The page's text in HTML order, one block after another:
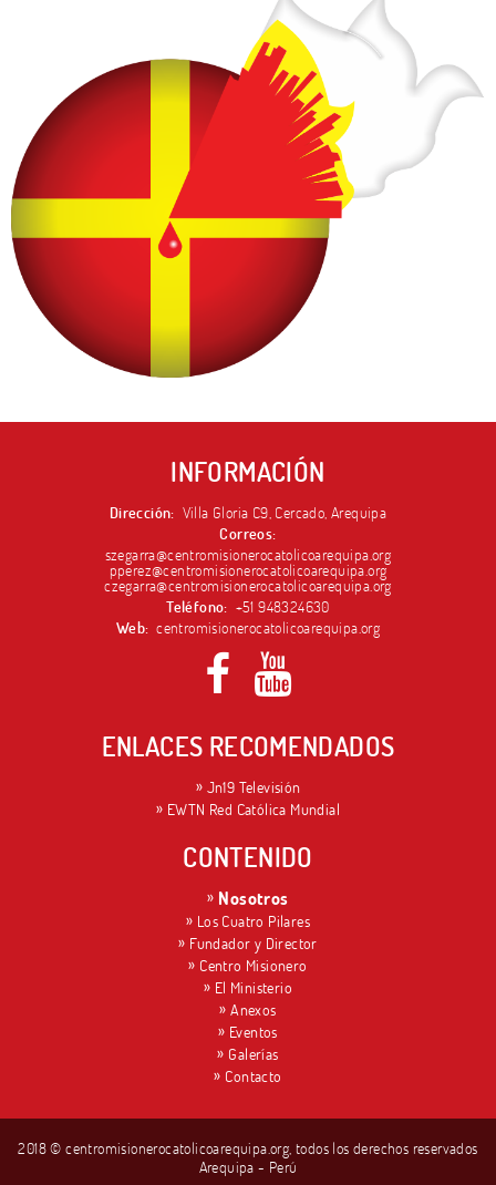
INFORMACIÓN
Dirección: Villa Gloria C9, Cercado, Arequipa
Correos:
szegarra@centromisionerocatolicoarequipa.org
pperez@centromisionerocatolicoarequipa.org
czegarra@centromisionerocatolicoarequipa.org
Teléfono: +51 948324630
Web: centromisionerocatolicoarequipa.org
ENLACES RECOMENDADOS
Jn19 Televisión
EWTN Red Católica Mundial
CONTENIDO
Nosotros
Los Cuatro Pilares
Fundador y Director
Centro Misionero
El Ministerio
Anexos
Eventos
Galerías
Contacto
2018 © centromisionerocatolicoarequipa.org, todos los derechos reservados
Arequipa - Perú